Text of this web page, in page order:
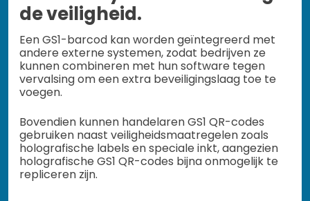
de veiligheid.
Een GS1-barcod kan worden geïntegreerd met
andere externe systemen, zodat bedrijven ze
kunnen combineren met hun software tegen
vervalsing om een extra beveiligingslaag toe te
voegen.
Bovendien kunnen handelaren GS1 QR-codes
gebruiken naast veiligheidsmaatregelen zoals
holografische labels en speciale inkt, aangezien
holografische GS1 QR-codes bijna onmogelijk te
repliceren zijn.